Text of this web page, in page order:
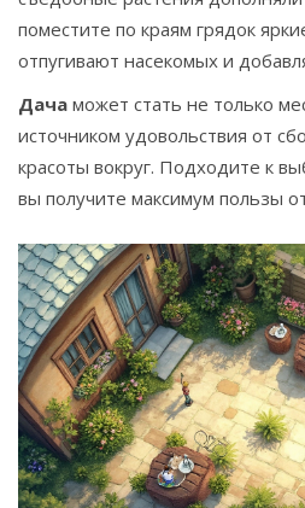
поместите по краям грядок
отпугивают насекомых и
Дача может стать не только
источником удовольствия от
красоты вокруг. Подходите к
вы получите максимум пользы